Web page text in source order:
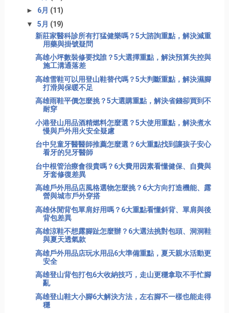
► 6月 (11)
▼ 5月 (19)
新莊家醫科診所有打猛健樂嗎？5大諮詢重點，解決減重
用藥與掛號疑問
高雄小坪數裝修要找誰？5大選擇重點，解決預算失控與
施工溝通落差
高雄雪鞋可以用登山鞋替代嗎？5大判斷重點，解決濕腳
打滑與保暖不足
高雄雨鞋平價怎麼挑？5大選購重點，解決省錢卻買到不
耐穿
小港登山用品酒精燃料怎麼選？5大使用重點，解決煮水
慢與戶外用火安全疑慮
台中兒童牙醫醫師推薦怎麼選？6大重點找到讓孩子安心
看牙的兒牙醫師
台中根管治療會很貴嗎？6大費用因素看懂健保、自費與
牙套修復差異
高雄戶外用品店風格選物怎麼挑？6大方向打造機能、露
營與城市戶外穿搭
高雄休閒背包單肩好用嗎？6大重點看懂斜背、單肩與後
背包差異
高雄涼鞋不想露腳趾怎麼辦？6大選法挑對包頭、洞洞鞋
與夏天透氣款
高雄戶外用品店玩水用品6大準備重點，夏天親水活動更
安全
高雄登山背包打包6大收納技巧，走山更穩拿取不手忙腳
亂
高雄登山鞋大小腳6大解決方法，左右腳不一樣也能走得
穩